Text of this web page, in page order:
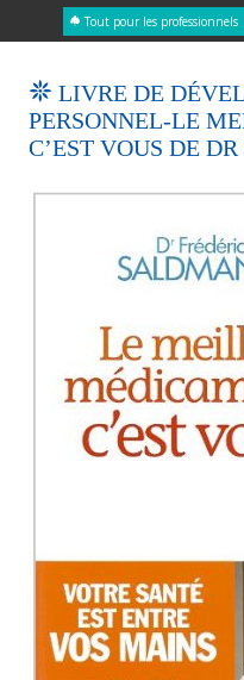
Tout pour les professionnels
LIVRE DE
PERSONNEL-LE
C’EST VOUS DE